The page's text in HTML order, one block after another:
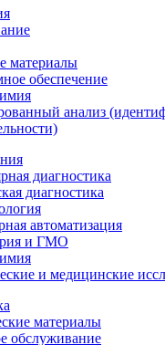
материалы
обеспечение
анализ
диагностика
диагностика
автоматизация
и ГМО
и медицинские
материалы
обслуживание